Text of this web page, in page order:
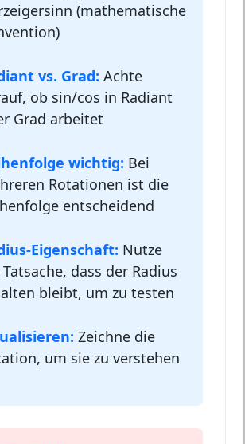
(mathematische
vs. Grad: Achte
ob sin/cos in Radiant
Grad arbeitet
wichtig: Bei
Rotationen ist die
entscheidend
Eigenschaft: Nutze
dass der Radius
bleibt, um zu testen
Zeichne die
um sie zu verstehen